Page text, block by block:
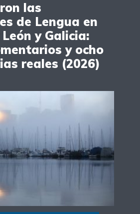
las
de Lengua en
y Galicia:
y ocho
reales (2026)